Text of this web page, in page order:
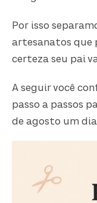
Por isso
artesanatos que
certeza seu pai
A seguir você
passo a passos
de agosto um